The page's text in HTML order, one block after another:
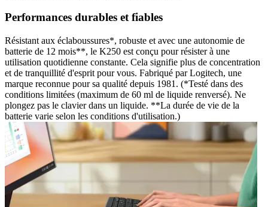
Performances durables et fiables
Résistant aux éclaboussures*, robuste et avec une autonomie de
batterie de 12 mois**, le K250 est conçu pour résister à une
utilisation quotidienne constante. Cela signifie plus de concentration
et de tranquillité d'esprit pour vous. Fabriqué par Logitech, une
marque reconnue pour sa qualité depuis 1981. (*Testé dans des
conditions limitées (maximum de 60 ml de liquide renversé). Ne
plongez pas le clavier dans un liquide. **La durée de vie de la
batterie varie selon les conditions d'utilisation.)